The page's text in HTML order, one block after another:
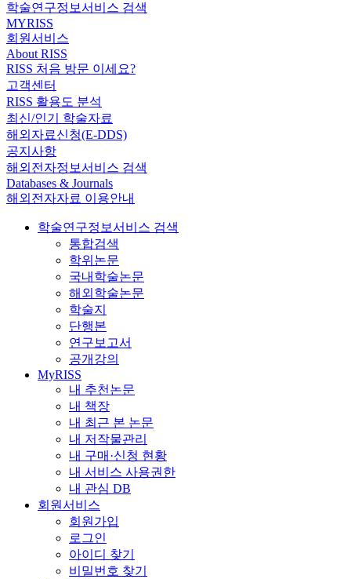
학술연구정보서비스 검색
MYRISS
회원서비스
About RISS
RISS 처음 방문 이세요?
고객센터
RISS 활용도 분석
최신/인기 학술자료
해외자료신청(E-DDS)
공지사항
해외전자정보서비스 검색
Databases & Journals
해외전자자료 이용안내
학술연구정보서비스 검색
통합검색
학위논문
국내학술논문
해외학술논문
학술지
단행본
연구보고서
공개강의
MyRISS
내 추천논문
내 책장
내 최근 본 논문
내 저작물관리
내 구매·신청 현황
내 서비스 사용권한
내 관심 DB
회원서비스
회원가입
로그인
아이디 찾기
비밀번호 찾기